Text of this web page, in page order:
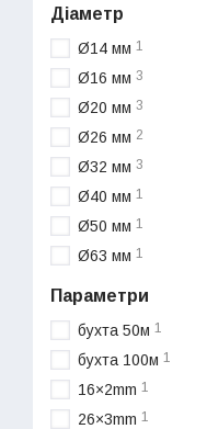
Діаметр
Ø14 мм 1
Ø16 мм 3
Ø20 мм 3
Ø26 мм 2
Ø32 мм 3
Ø40 мм 1
Ø50 мм 1
Ø63 мм 1
Параметри
бухта 50м 1
бухта 100м 1
16×2mm 1
26×3mm 1